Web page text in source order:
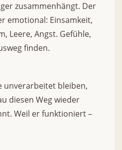
zusammenhängt. Der
emotional: Einsamkeit,
Leere, Angst. Gefühle,
finden.
unverarbeitet bleiben,
diesen Weg wieder
Weil er funktioniert –